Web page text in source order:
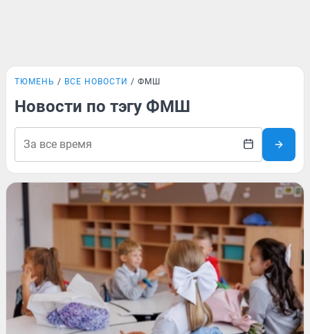
ТЮМЕНЬ ВСЕ НОВОСТИ ФМШ
Новости по тэгу ФМШ